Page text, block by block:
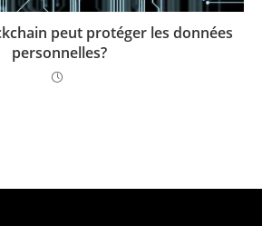
peut protéger les données
personnelles?